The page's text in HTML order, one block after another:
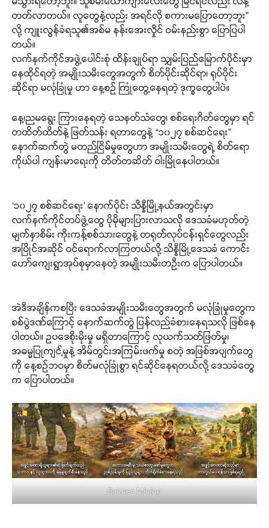
တတ်လာတယ်။ လူတွေနဲ့လည်း အရင်လို စကားမပြောတော့ဘူး”
လို့ ကျူးလွန်ခံရသူ၏အစ်မ နန်းအေးလှိုင် ဝမ်းနည်းစွာ ပြောပြပါ
တယ်။
လက်နက်ကိုင်အဖွဲ့ပေါင်းစုံ ထိန်းချုပ်ရာ သျှမ်းပြည်မြောက်ပိုင်းမှာ
နေထိုင်ရတဲ့ အမျိုးသမီးတွေအတွက် စိတ်ပိုင်းဆိုင်ရာ၊ ရုပ်ပိုင်း
ဆိုင်ရာ မလုံခြုံမှု ဟာ နေ့စဉ် ကြုံတွေ့နေရတဲ့ ဒုက္ခတွေပါပဲ။
နေ့၊ညမရွေး ကြားနေရတဲ့ သေနတ်သံတွေ၊ စစ်ရေးဂိတ်တွေမှာ ရင်
တထိတ်ထိတ်နဲ့ ဖြတ်သန်း ရတာတွေနဲ့ “၁၀၂၇ စစ်ဆင်ရေး”
နောက်ဆက်တွဲ မတည်ငြိမ်မှုတွေဟာ အမျိုးသမီးတွေရဲ့ စိတ်ရော
ကိုယ်ပါ ကျန်းမာရေးကို တိတ်တဆိတ် ဝါးမြိုနေပါတယ်။
‘၁၀၂၇ စစ်ဆင်ရေး’ နောက်ပိုင်း သိန္နီမြို့နယ်အတွင်းမှာ
လက်နက်ကိုင်တပ်ဖွဲ့တွေ ပိုမိုများပြားလာသလို ဒေသခံမဟုတ်တဲ့
မျက်နှာစိမ်း ကိုးကန့်စစ်သားတွေနဲ့ တရုတ်လုပ်ငန်းရှင်တွေလည်း
အပြိုင်အဆိုင် ဝင်ရောက်လာကြတယ်လို့ သိန္နီမြို့ဒေသခံ ကောင်း
ဟော်ကျေးရွာအုပ်စုမှာနေတဲ့ အမျိုးသမီးတဦးက ပြောပါတယ်။
အဲဒီအချိန်ကစပြီး ဒေသခံအမျိုးသမီးတွေအတွက် မလုံခြုံမှုတွေက
စစ်ပွဲဒဏ်ကြောင့် နောက်ဆက်တွဲ ပြန်လည်ခံစားနေရသလို ဖြစ်နေ
ပါတယ်။ ဥပဒေစိုးမိုးမှု မရှိတာကြောင့် လုယက်သတ်ဖြတ်မှု၊
အဓမ္မပြုကျင့်မှုနဲ့ အိမ်တွင်းအကြမ်းဖက်မှု စတဲ့ အဖြစ်အပျက်တွေ
ကို နေ့စဉ်ဘဝမှာ စိတ်မလုံခြုံစွာ ရင်ဆိုင်နေရတယ်လို့ ဒေသခံတွေ
က ပြောပါတယ်။
Banner Mining